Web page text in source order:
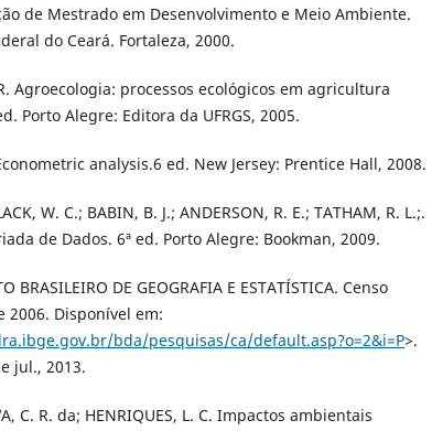
de Mestrado em Desenvolvimento e Meio Ambiente.
do Ceará. Fortaleza, 2000.
Agroecologia: processos ecológicos em agricultura
Porto Alegre: Editora da UFRGS, 2005.
analysis.6 ed. New Jersey: Prentice Hall, 2008.
W. C.; BABIN, B. J.; ANDERSON, R. E.; TATHAM, R. L.;.
de Dados. 6ª ed. Porto Alegre: Bookman, 2009.
BRASILEIRO DE GEOGRAFIA E ESTATÍSTICA. Censo
2006. Disponível em:
bda/pesquisas/ca/default.asp?o=2&i=P>.
jul., 2013.
C. R. da; HENRIQUES, L. C. Impactos ambientais